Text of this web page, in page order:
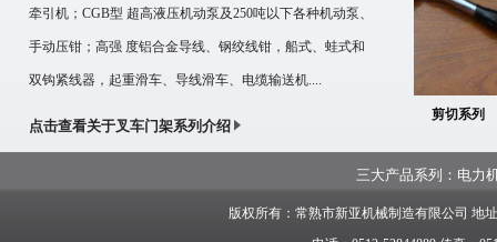
牵引机；CGB型 超高液压机动泵及250吨以下各种机动泵、
手动压钳；高强 度铝合金导线、钢绞线钳，船式、蛙式和
双钩紧线器，起重滑车、导线滑车、电缆输送机....
点击查看关于叉车门架系列介绍
剪切系列
三大产品系列： 电力
版权所有：常熟市新亚机械制造有限公司 地